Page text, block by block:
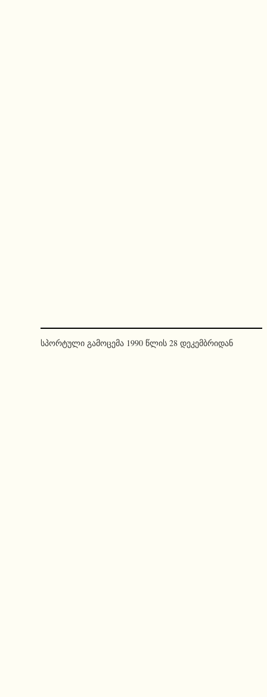
სპორტული გამოცემა 1990 წლის 28 დეკემბრიდან